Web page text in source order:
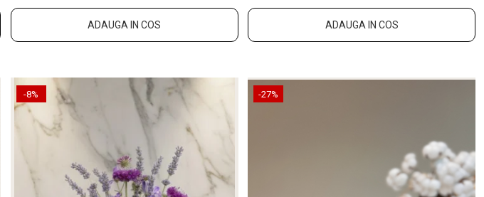
ADAUGA IN COS ADAUGA IN COS
-8% -27%